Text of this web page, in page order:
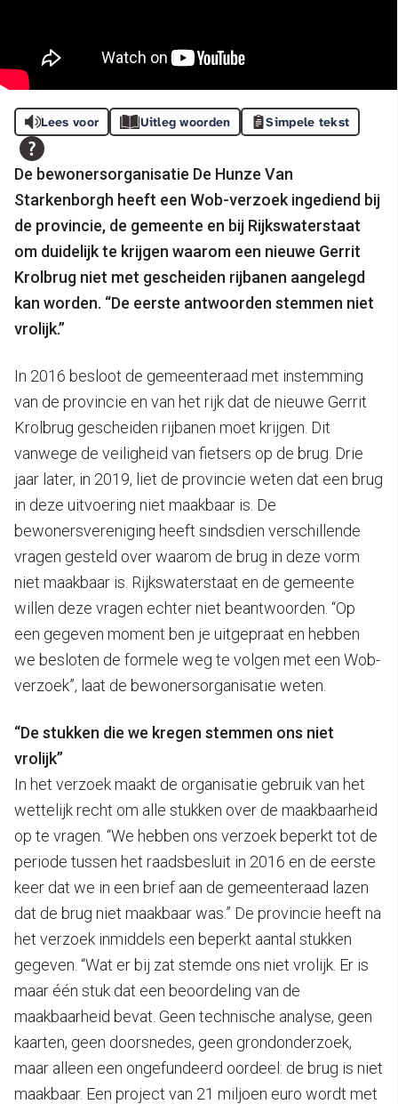
Lees voor Uitleg woorden Simpele tekst
De bewonersorganisatie De Hunze Van
Starkenborgh heeft een Wob-verzoek ingediend bij
de provincie, de gemeente en bij Rijkswaterstaat
om duidelijk te krijgen waarom een nieuwe Gerrit
Krolbrug niet met gescheiden rijbanen aangelegd
kan worden. “De eerste antwoorden stemmen niet
vrolijk.”
In 2016 besloot de gemeenteraad met instemming
van de provincie en van het rijk dat de nieuwe Gerrit
Krolbrug gescheiden rijbanen moet krijgen. Dit
vanwege de veiligheid van fietsers op de brug. Drie
jaar later, in 2019, liet de provincie weten dat een brug
in deze uitvoering niet maakbaar is. De
bewonersvereniging heeft sindsdien verschillende
vragen gesteld over waarom de brug in deze vorm
niet maakbaar is. Rijkswaterstaat en de gemeente
willen deze vragen echter niet beantwoorden. “Op
een gegeven moment ben je uitgepraat en hebben
we besloten de formele weg te volgen met een Wob-
verzoek”, laat de bewonersorganisatie weten.
“De stukken die we kregen stemmen ons niet
vrolijk”
In het verzoek maakt de organisatie gebruik van het
wettelijk recht om alle stukken over de maakbaarheid
op te vragen. “We hebben ons verzoek beperkt tot de
periode tussen het raadsbesluit in 2016 en de eerste
keer dat we in een brief aan de gemeenteraad lazen
dat de brug niet maakbaar was.” De provincie heeft na
het verzoek inmiddels een beperkt aantal stukken
gegeven. “Wat er bij zat stemde ons niet vrolijk. Er is
maar één stuk dat een beoordeling van de
maakbaarheid bevat. Geen technische analyse, geen
kaarten, geen doorsnedes, geen grondonderzoek,
maar alleen een ongefundeerd oordeel: de brug is niet
maakbaar. Een project van 21 miljoen euro wordt met